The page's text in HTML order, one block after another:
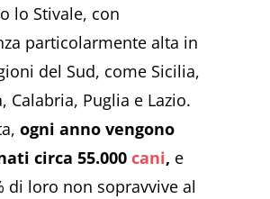
lo Stivale, con
particolarmente alta in
del Sud, come Sicilia,
Calabria, Puglia e Lazio.
ogni anno vengono
circa 55.000cani, e
di loro non sopravvive al